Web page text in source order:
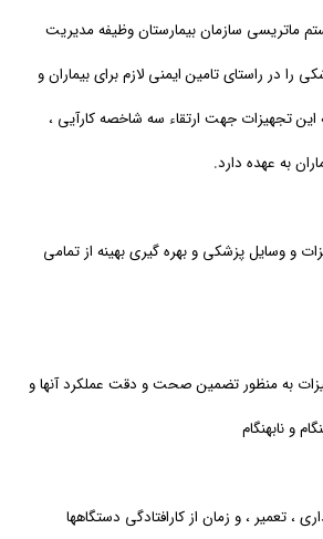
ماتریسی سازمان بیمارستان وظیفه مدیریت
را در راستای تامین ایمنی لازم برای بیماران و
این تجهیزات جهت ارتقاء سه شاخصه کارآیی ،
به عهده دارد.
و وسایل پزشکی و بهره گیری بهینه از تمامی
به منظور تضمین صحت و دقت عملکرد آنها و
و نابهنگام
، تعمیر ، و زمان از کارافتادگی دستگاهها